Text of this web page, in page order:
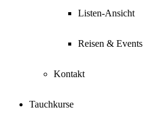
Listen-Ansicht
Reisen & Events
Kontakt
Tauchkurse